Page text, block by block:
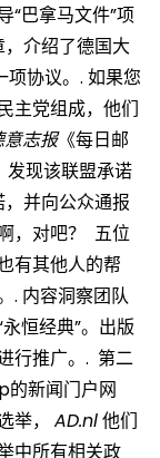
“巴拿马文件”项
介绍了德国大
项协议。. 如果您
主党组成，他们
意志报《每日邮
发现该联盟承诺
并向公众通报
，对吧？
五位
有其他人的帮
. 内容洞察团队
恒经典”。出版
行推广。. 第二
的新闻门户网
举，AD.nl他们
中所有相关政